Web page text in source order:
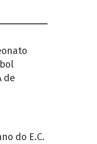
de
do E.C.